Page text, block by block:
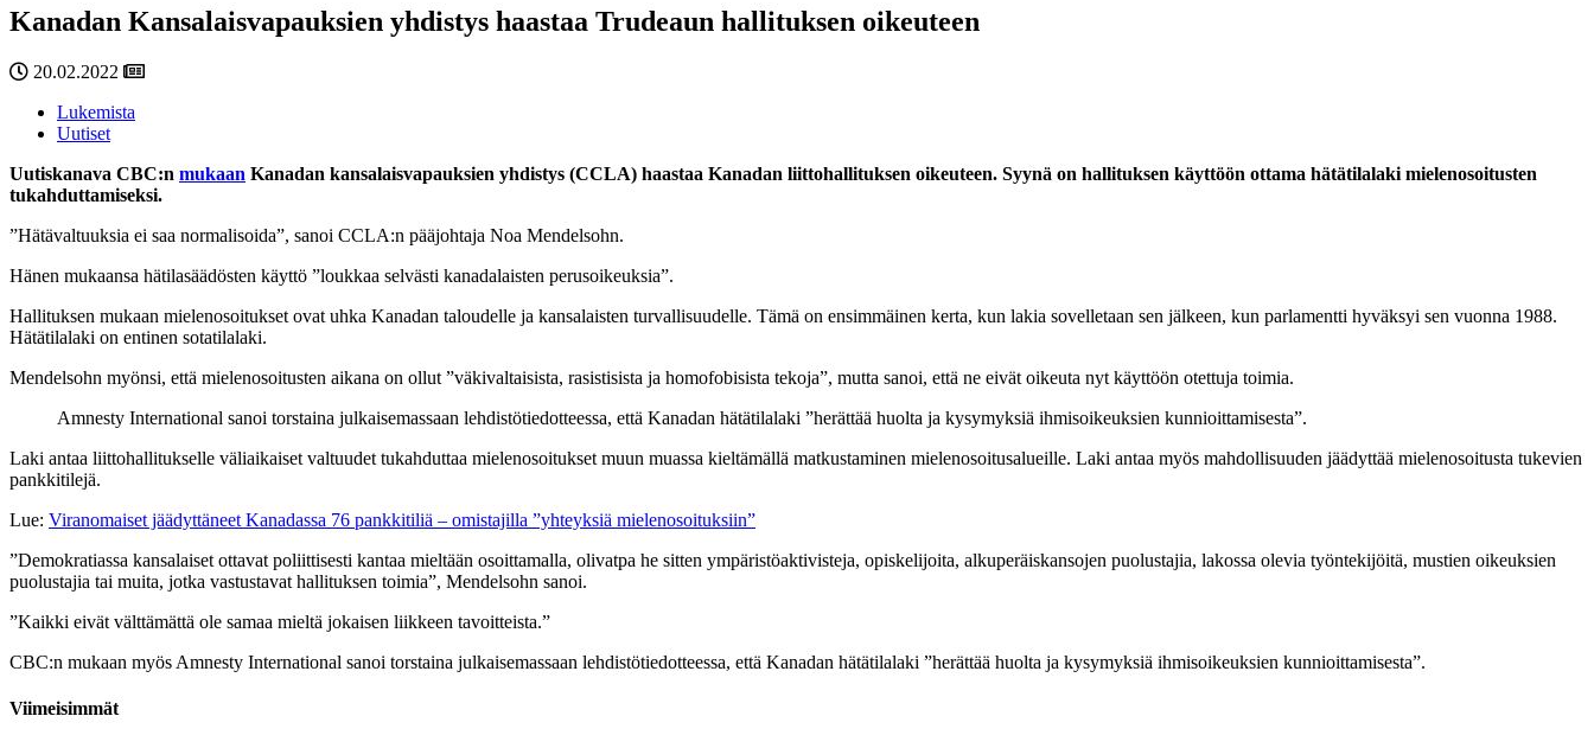
Kanadan Kansalaisvapauksien yhdistys haastaa Trudeaun hallituksen oikeuteen
20.02.2022
Lukemista
Uutiset
Uutiskanava CBC:n mukaan Kanadan kansalaisvapauksien yhdistys (CCLA) haastaa Kanadan liittohallituksen oikeuteen. Syynä on hallituksen käyttöön ottama hätätilalaki mielenosoitusten
tukahduttamiseksi.
”Hätävaltuuksia ei saa normalisoida”, sanoi CCLA:n pääjohtaja Noa Mendelsohn.
Hänen mukaansa hätilasäädösten käyttö ”loukkaa selvästi kanadalaisten perusoikeuksia”.
Hallituksen mukaan mielenosoitukset ovat uhka Kanadan taloudelle ja kansalaisten turvallisuudelle. Tämä on ensimmäinen kerta, kun lakia sovelletaan sen jälkeen, kun parlamentti hyväksyi sen vuonna 1988.
Hätätilalaki on entinen sotatilalaki.
Mendelsohn myönsi, että mielenosoitusten aikana on ollut ”väkivaltaisista, rasistisista ja homofobisista tekoja”, mutta sanoi, että ne eivät oikeuta nyt käyttöön otettuja toimia.
Amnesty International sanoi torstaina julkaisemassaan lehdistötiedotteessa, että Kanadan hätätilalaki ”herättää huolta ja kysymyksiä ihmisoikeuksien kunnioittamisesta”.
Laki antaa liittohallitukselle väliaikaiset valtuudet tukahduttaa mielenosoitukset muun muassa kieltämällä matkustaminen mielenosoitusalueille. Laki antaa myös mahdollisuuden jäädyttää mielenosoitusta tukevien
pankkitilejä.
Lue: Viranomaiset jäädyttäneet Kanadassa 76 pankkitiliä – omistajilla ”yhteyksiä mielenosoituksiin”
”Demokratiassa kansalaiset ottavat poliittisesti kantaa mieltään osoittamalla, olivatpa he sitten ympäristöaktivisteja, opiskelijoita, alkuperäiskansojen puolustajia, lakossa olevia työntekijöitä, mustien oikeuksien
puolustajia tai muita, jotka vastustavat hallituksen toimia”, Mendelsohn sanoi.
”Kaikki eivät välttämättä ole samaa mieltä jokaisen liikkeen tavoitteista.”
CBC:n mukaan myös Amnesty International sanoi torstaina julkaisemassaan lehdistötiedotteessa, että Kanadan hätätilalaki ”herättää huolta ja kysymyksiä ihmisoikeuksien kunnioittamisesta”.
Viimeisimmät